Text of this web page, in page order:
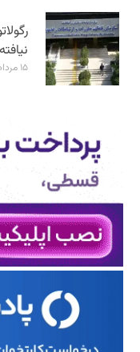
۱۵ مرداد ۱۴۰۵